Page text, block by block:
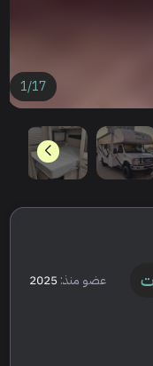
1/17
عضو منذ:2025